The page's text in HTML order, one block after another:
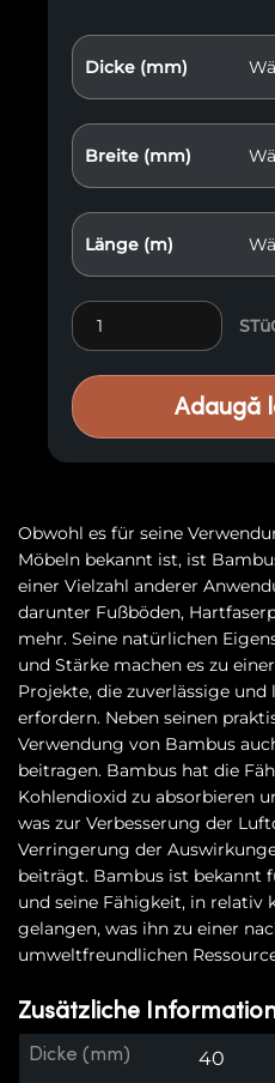
Dicke (mm)
Breite (mm)
Länge (m)
Massivholzplatte aus
Adaugă
Obwohl es für seine
Möbeln bekannt ist, ist
einer Vielzahl anderer
darunter Fußböden,
mehr. Seine natürlichen
und Stärke machen es zu
Projekte, die zuverlässige
erfordern. Neben seinen
Verwendung von Bambus
beitragen. Bambus hat die
Kohlendioxid zu absorbieren
was zur Verbesserung der
Verringerung der
beiträgt. Bambus ist bekannt
und seine Fähigkeit, in relativ
gelangen, was ihn zu einer
umweltfreundlichen
Zusätzliche
Dicke (mm) 40